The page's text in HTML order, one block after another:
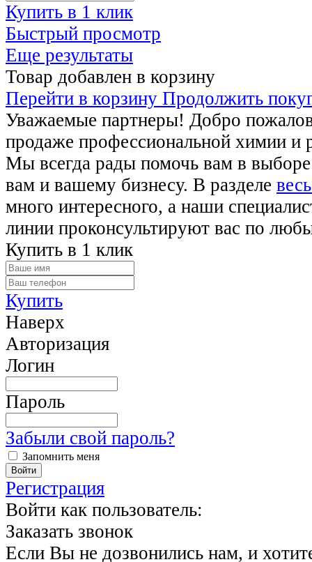
Купить в 1 клик
Быстрый просмотр
Еще результаты
Товар добавлен в корзину
Перейти в корзину Продолжить
Уважаемые партнеры! Добро
продаже профессиональной химии и
Мы всегда рады помочь вам в
вам и вашему бизнесу. В разделе
много интересного, а наши
линии проконсультируют вас по
Купить в 1 клик
Купить
Наверх
Авторизация
Логин
Пароль
Забыли свой пароль?
Запомнить меня
Регистрация
Войти как пользователь:
Заказать звонок
Если Вы не дозвонились нам, и